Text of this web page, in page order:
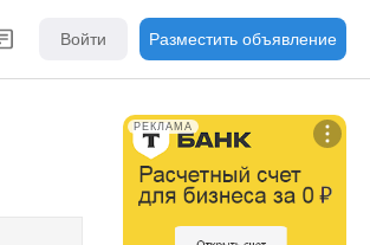
Войти Разместить объявление
РЕКЛАМА